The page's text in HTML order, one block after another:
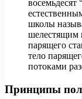
восемьдесят
школы
шелестящим
парящего
тело
потоками
Принципы